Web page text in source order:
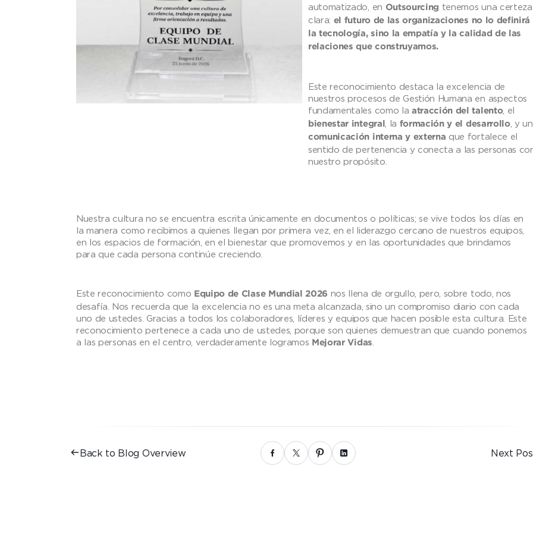
automatizado, en Outsourcing tenemos una certeza
clara: el futuro de las organizaciones no lo definirá
la tecnología, sino la empatía y la calidad de las
relaciones que construyamos.
Este reconocimiento destaca la excelencia de
nuestros procesos de Gestión Humana en aspectos
fundamentales como la atracción del talento, el
bienestar integral , la formación y el desarrollo, y
comunicación interna y externa que fortalece el
sentido de pertenencia y conecta a las personas
nuestro propósito.
Nuestra cultura no se encuentra escrita únicamente en documentos o políticas; se vive todos los días en
la manera como recibimos a quienes llegan por primera vez, en el liderazgo cercano de nuestros equipos,
en los espacios de formación, en el bienestar que promovemos y en las oportunidades que brindamos
para que cada persona continúe creciendo.
Este reconocimiento como Equipo de Clase Mundial 2026 nos llena de orgullo, pero, sobre todo, nos
desafía. Nos recuerda que la excelencia no es una meta alcanzada, sino un compromiso diario con cada
uno de ustedes. Gracias a todos los colaboradores, líderes y equipos que hacen posible esta cultura. Este
reconocimiento pertenece a cada uno de ustedes, porque son quienes demuestran que cuando ponemos
a las personas en el centro, verdaderamente logramos
Mejorar Vidas
Back to Blog Overview Next